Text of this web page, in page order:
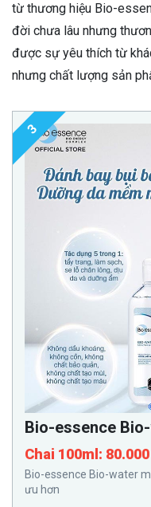
từ thương hiệu Bio-
đời chưa lâu nhưng
được sự yêu thích từ
nhưng chất lượng sản
3
Bio-essence
Chai 100ml: 80.000
Bio-essence Bio-water
ưu hơn